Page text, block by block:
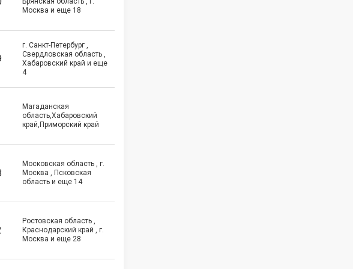
Москва и еще 18
г. Санкт-Петербург ,
Свердловская область ,
Хабаровский край и еще
4
Магаданская
область,Хабаровский
край,Приморский край
Московская область , г.
Москва , Псковская
область и еще 14
Ростовская область ,
Краснодарский край , г.
Москва и еще 28